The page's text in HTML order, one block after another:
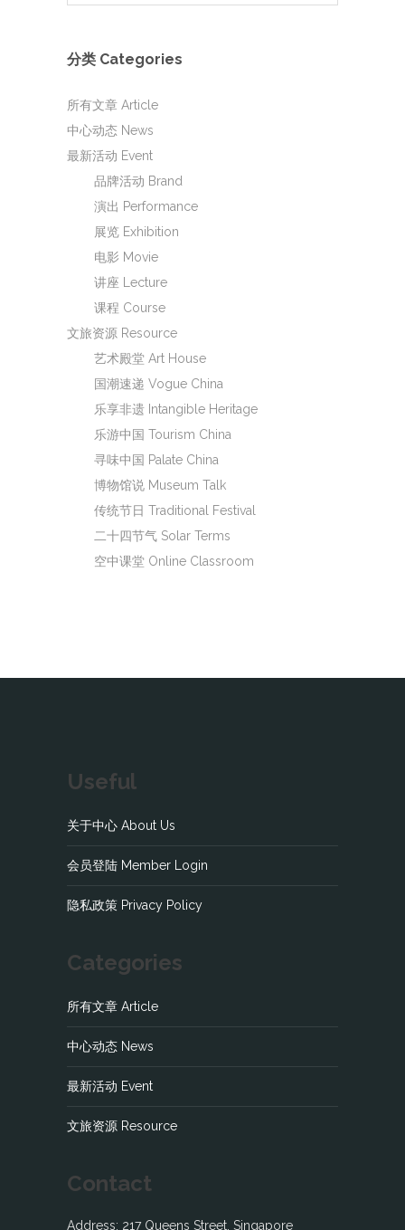
分类 Categories
所有文章 Article
中心动态 News
最新活动 Event
品牌活动 Brand
演出 Performance
展览 Exhibition
电影 Movie
讲座 Lecture
课程 Course
文旅资源 Resource
艺术殿堂 Art House
国潮速递 Vogue China
乐享非遗 Intangible Heritage
乐游中国 Tourism China
寻味中国 Palate China
博物馆说 Museum Talk
传统节日 Traditional Festival
二十四节气 Solar Terms
空中课堂 Online Classroom
Useful
关于中心 About Us
会员登陆 Member Login
隐私政策 Privacy Policy
Categories
所有文章 Article
中心动态 News
最新活动 Event
文旅资源 Resource
Contact
Address: 217 Queens Street, Singapore